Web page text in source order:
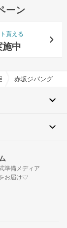
ーン
貰える
中
の結婚式場一覧 赤坂ジパング スーパーダイニングで結婚式
準備メディア
お届け♡